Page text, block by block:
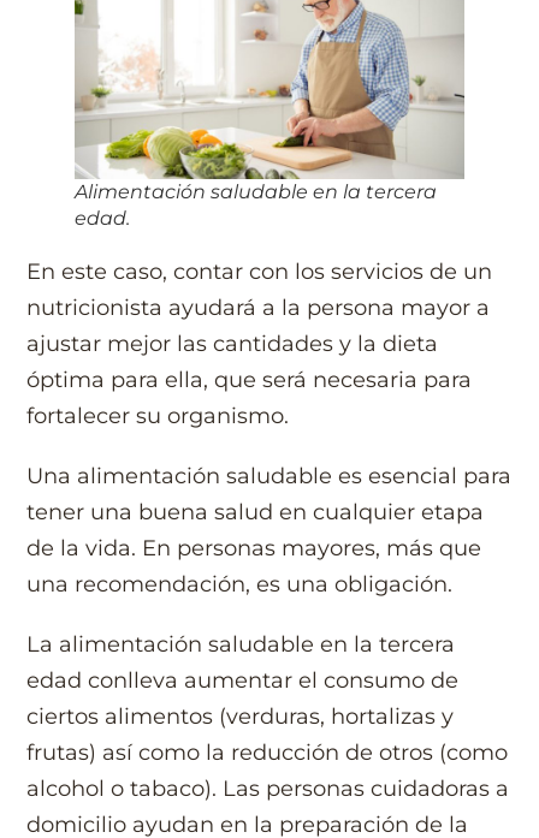
Alimentación saludable en la tercera
edad.
En este caso, contar con los servicios de un
nutricionista ayudará a la persona mayor a
ajustar mejor las cantidades y la dieta
óptima para ella, que será necesaria para
fortalecer su organismo.
Una alimentación saludable es esencial para
tener una buena salud en cualquier etapa
de la vida. En personas mayores, más que
una recomendación, es una obligación.
La alimentación saludable en la tercera
edad conlleva aumentar el consumo de
ciertos alimentos (verduras, hortalizas y
frutas) así como la reducción de otros (como
alcohol o tabaco). Las personas cuidadoras a
domicilio ayudan en la preparación de la